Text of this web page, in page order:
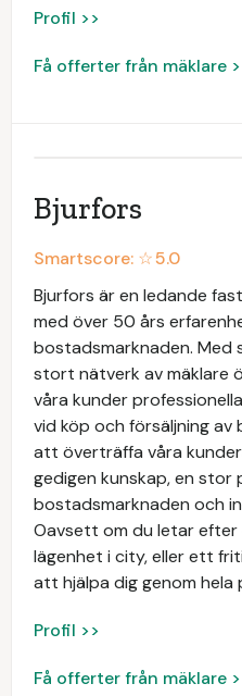
Profil >>
Få offerter från mäklare
Bjurfors
Smartscore: ☆5.0
Bjurfors är en ledande
med över 50 års
bostadsmarknaden.
stort nätverk av mäklare
våra kunder
vid köp och försäljning
att överträffa våra
gedigen kunskap, en stor
bostadsmarknaden och
Oavsett om du letar efter
lägenhet i city, eller ett
att hjälpa dig genom hela
Profil >>
Få offerter från mäklare